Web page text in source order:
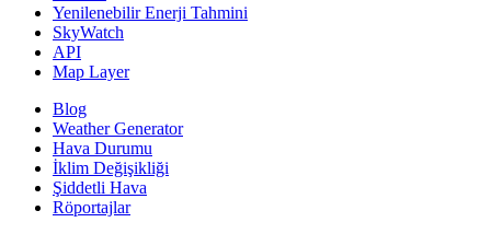
Yenilenebilir Enerji Tahmini
SkyWatch
API
Map Layer
Blog
Weather Generator
Hava Durumu
İklim Değişikliği
Şiddetli Hava
Röportajlar